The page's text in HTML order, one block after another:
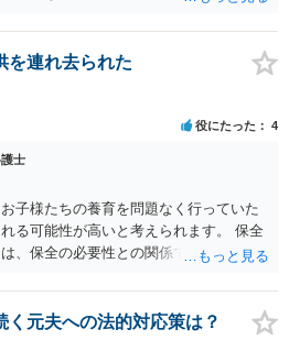
を認容すれば、専業主婦の貴方が経済
性がありますので（③）、現時点で
認められにくい状況であると考えられ
子が成人した場合（②）、別居期間は
間の３分の１程度とはいえ相当程度の
の点がクリアされれば、夫側の離婚請
（専門的には、③は被告側から反論し
別居期間何年であれば要件①が常に充
事案に応じて総合的に判断されるとこ
を連れ去られた
役にたった 4
士
子様たちの養育を問題なく行っていた
る可能性が高いと考えられます。 保全
、保全の必要性との関係でなんともい
思いますが、担当の弁護士とよく相談
。
く元夫への法的対応策は？